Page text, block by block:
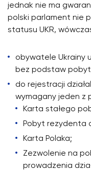
jednak nie ma
polski parlament nie
statusu UKR,
obywatele Ukrainy
bez podstaw
do rejestracji
wymagany jeden z
Karta stałego
Pobyt rezydenta
Karta Polaka;
Zezwolenie na
prowadzenia